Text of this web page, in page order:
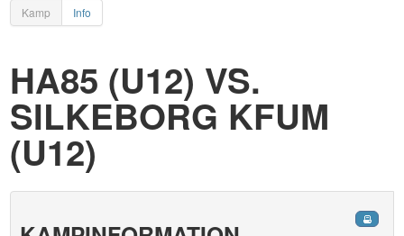
Kamp Info
HA85 (U12) VS.
SILKEBORG KFUM
(U12)